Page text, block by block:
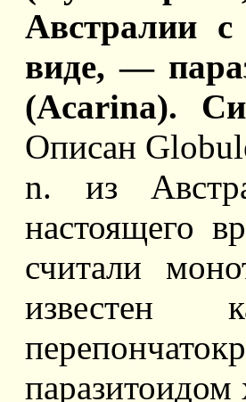
Австралии
виде, —
(Acarina).
Описан
n. из
настоящего
считали
известен